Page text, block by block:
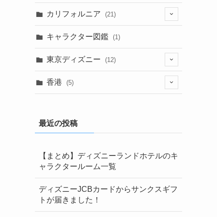
カリフォルニア (21)
(5)
(1)
キャラクター図鑑 (1)
東京ディズニー (12)
(1)
香港 (5)
最近の投稿
【まとめ】ディズニーランドホテルのキ
ャラクタールーム一覧
ディズニーJCBカードからサンクスギフ
トが届きました！